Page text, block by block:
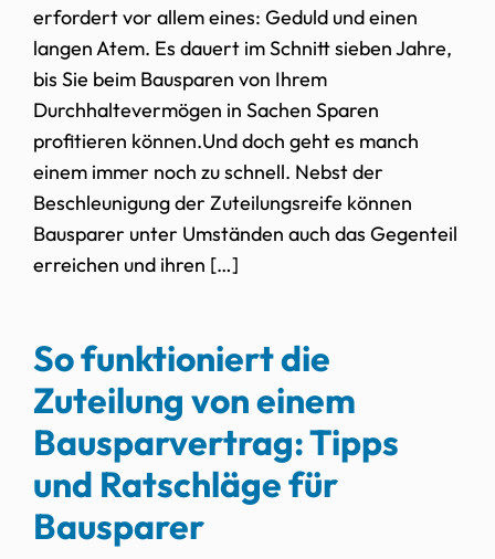
erfordert vor allem eines: Geduld und einen
langen Atem. Es dauert im Schnitt sieben Jahre,
bis Sie beim Bausparen von Ihrem
Durchhaltevermögen in Sachen Sparen
profitieren können.Und doch geht es manch
einem immer noch zu schnell. Nebst der
Beschleunigung der Zuteilungsreife können
Bausparer unter Umständen auch das Gegenteil
erreichen und ihren […]
So funktioniert die
Zuteilung von einem
Bausparvertrag: Tipps
und Ratschläge für
Bausparer